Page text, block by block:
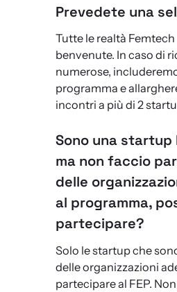
Prevedete una
Tutte le realtà
benvenute. In caso di
numerose,
programma e
incontri a più di 2
Sono una startup
ma non faccio
delle
al programma,
partecipare?
Solo le startup che
delle organizzazioni
partecipare al FEP.